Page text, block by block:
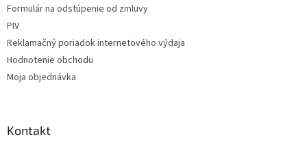
Formulár na odstúpenie od zmluvy
PIV
Reklamačný poriadok internetového výdaja
Hodnotenie obchodu
Moja objednávka
Kontakt